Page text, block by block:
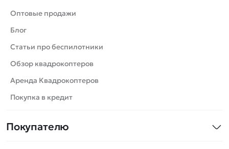
Танки
Вертолеты
Катера
Роботы
Самолеты
Сборные модели
Спецтехника
Оптовые продажи
Блог
Статьи про беспилотники
Обзор квадрокоптеров
Аренда Квадрокоптеров
Покупка в кредит
Покупателю